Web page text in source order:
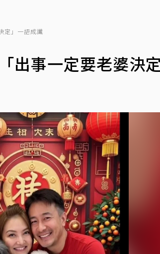
定」一語成讖
事一定要老婆決